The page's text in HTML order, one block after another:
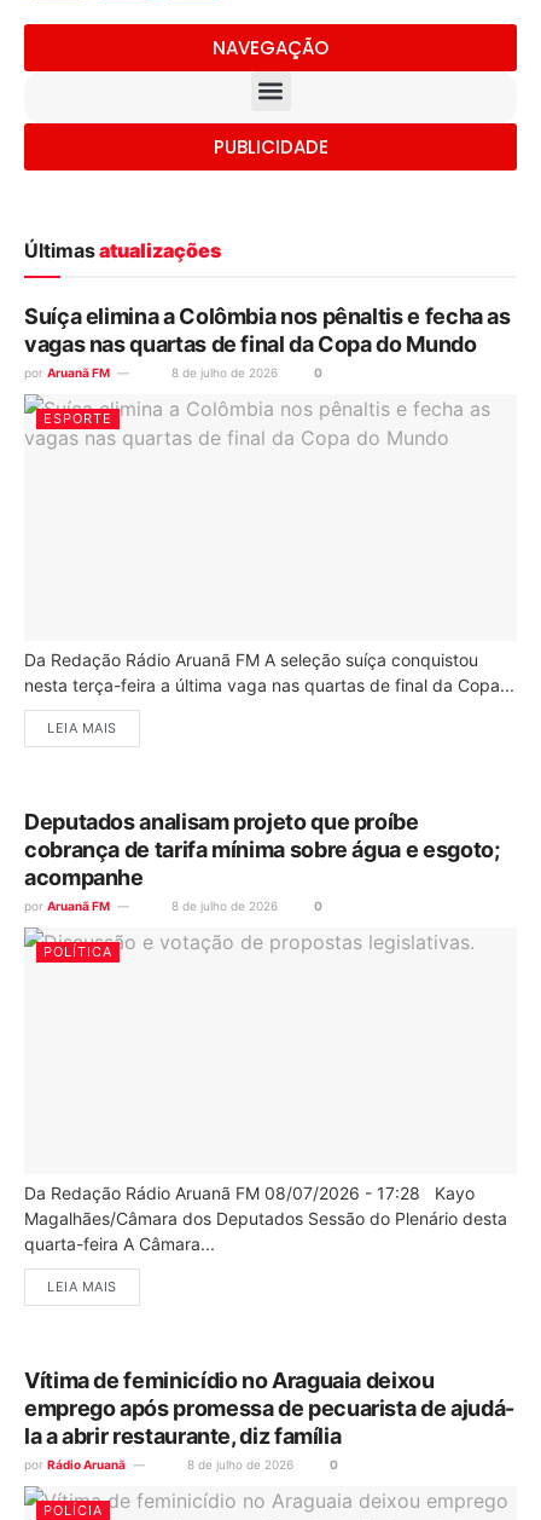
NAVEGAÇÃO
PUBLICIDADE
Últimasatualizações
Suíça elimina a Colômbia nos pênaltis e fecha as
vagas nas quartas de final da Copa do Mundo
por Aruanã FM 8 de julho de 2026 0
ESPORTE
Da Redação Rádio Aruanã FM A seleção suíça conquistou
nesta terça-feira a última vaga nas quartas de final da Copa...
LEIA MAIS
Deputados analisam projeto que proíbe
cobrança de tarifa mínima sobre água e esgoto;
acompanhe
por Aruanã FM 8 de julho de 2026 0
POLÍTICA
Da Redação Rádio Aruanã FM 08/07/2026 - 17:28 Kayo
Magalhães/Câmara dos Deputados Sessão do Plenário desta
quarta-feira A Câmara...
LEIA MAIS
Vítima de feminicídio no Araguaia deixou
emprego após promessa de pecuarista de ajudá-
la a abrir restaurante, diz família
por Rádio Aruanã 8 de julho de 2026 0
POLÍCIA